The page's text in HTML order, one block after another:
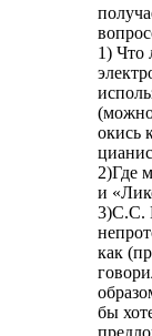
1) Что
окись
2)Где
и
3)С.С.
как
бы